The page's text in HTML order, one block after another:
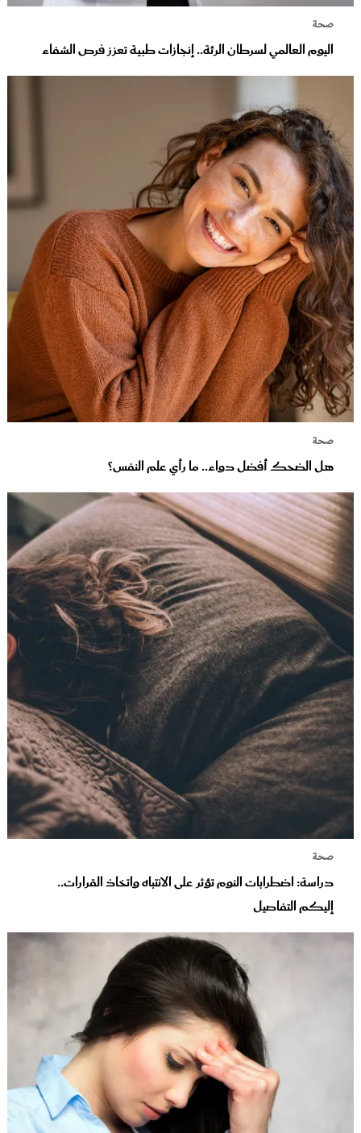
صحة
اليوم العالمي لسرطان الرئة.. إنجازات طبية تعزز فرص الشفاء
صحة
هل الضحك أفضل دواء.. ما رأي علم النفس؟
صحة
دراسة: اضطرابات النوم تؤثر على الانتباه واتخاذ القرارات..
إليكم التفاصيل